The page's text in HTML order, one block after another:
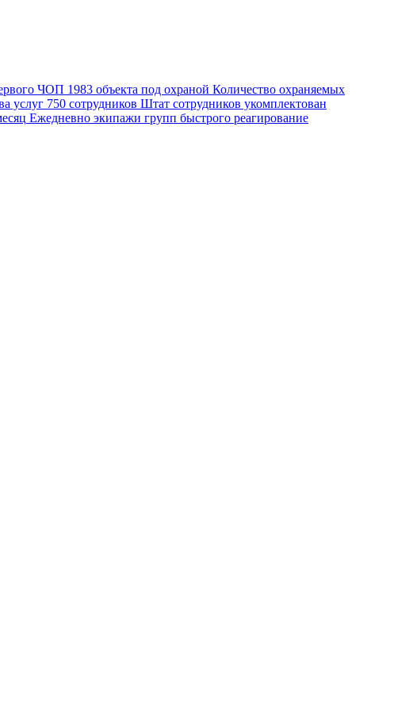
ЧОП 1983 объекта под охраной Количество охраняемых
услуг 750 сотрудников Штат сотрудников укомплектован
Ежедневно экипажи групп быстрого реагирование